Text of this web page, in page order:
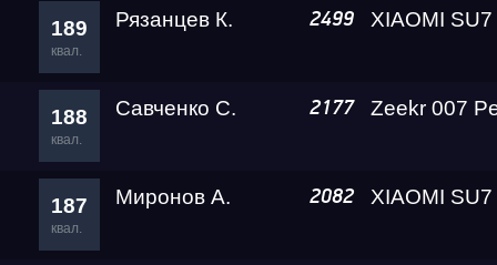
189
квал.
Рязанцев К. 2499
188
квал.
Савченко С. 2177
187
квал.
Миронов А. 2082